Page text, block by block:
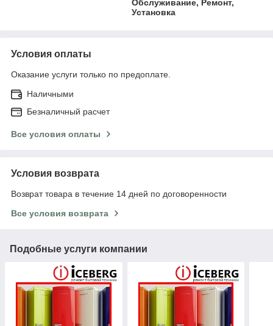
Обслуживание, Ремонт,
Установка
Условия оплаты
Оказание услуги только по предоплате.
Наличными
Безналичный расчет
Все условия оплаты
Условия возврата
Возврат товара в течение 14 дней по договоренности
Все условия возврата
Подобные услуги компании